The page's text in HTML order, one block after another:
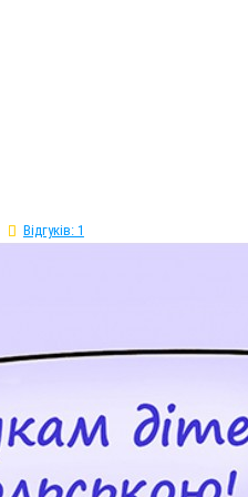
Відгуків: 1